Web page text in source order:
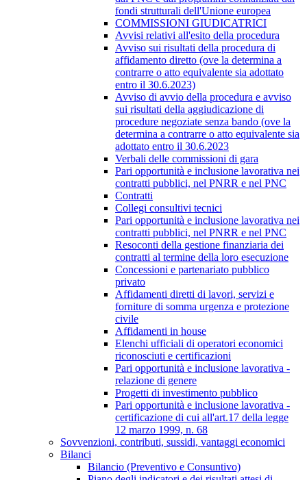
fondi strutturali dell'Unione europea
COMMISSIONI GIUDICATRICI
Avvisi relativi all'esito della procedura
Avviso sui risultati della procedura di
affidamento diretto (ove la determina a
contrarre o atto equivalente sia adottato
entro il 30.6.2023)
Avviso di avvio della procedura e avviso
sui risultati della aggiudicazione di
procedure negoziate senza bando (ove la
determina a contrarre o atto equivalente sia
adottato entro il 30.6.2023
Verbali delle commissioni di gara
Pari opportunità e inclusione lavorativa nei
contratti pubblici, nel PNRR e nel PNC
Contratti
Collegi consultivi tecnici
Pari opportunità e inclusione lavorativa nei
contratti pubblici, nel PNRR e nel PNC
Resoconti della gestione finanziaria dei
contratti al termine della loro esecuzione
Concessioni e partenariato pubblico
privato
Affidamenti diretti di lavori, servizi e
forniture di somma urgenza e protezione
civile
Affidamenti in house
Elenchi ufficiali di operatori economici
riconosciuti e certificazioni
Pari opportunità e inclusione lavorativa -
relazione di genere
Progetti di investimento pubblico
Pari opportunità e inclusione lavorativa -
certificazione di cui all'art.17 della legge
12 marzo 1999, n. 68
Sovvenzioni, contributi, sussidi, vantaggi economici
Bilanci
Bilancio (Preventivo e Consuntivo)